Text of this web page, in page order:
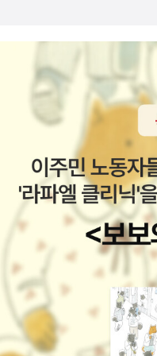
께서는 그것 없이는 살 수 없
야말로 그리스도의 굶주림을
을 상쾌하게 하며 즐겁게 만